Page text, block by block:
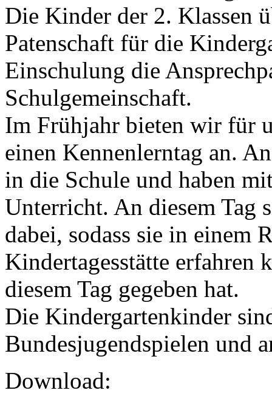
Die Kinder der 2. Klassen
Patenschaft für die
Einschulung die
Schulgemeinschaft.
Im Frühjahr bieten wir für
einen Kennenlerntag an.
in die Schule und haben
Unterricht. An diesem Tag
dabei, sodass sie in einem
Kindertagesstätte
diesem Tag gegeben hat.
Die Kindergartenkinder
Bundesjugendspielen und
Download: